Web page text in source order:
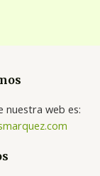
nuestra web es: